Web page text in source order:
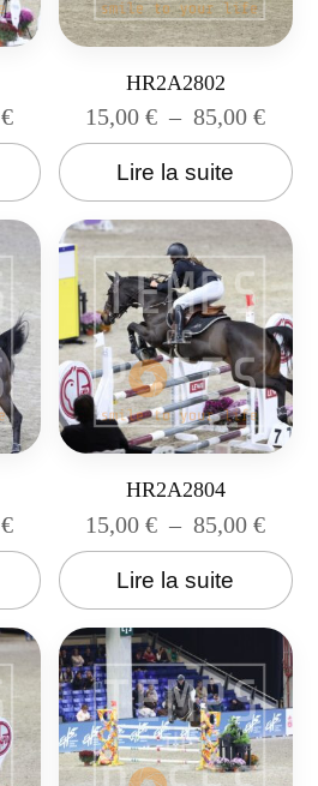
€
HR2A2802
15,00€ – 85,00€
Lire la suite
€
HR2A2804
15,00€ – 85,00€
Lire la suite